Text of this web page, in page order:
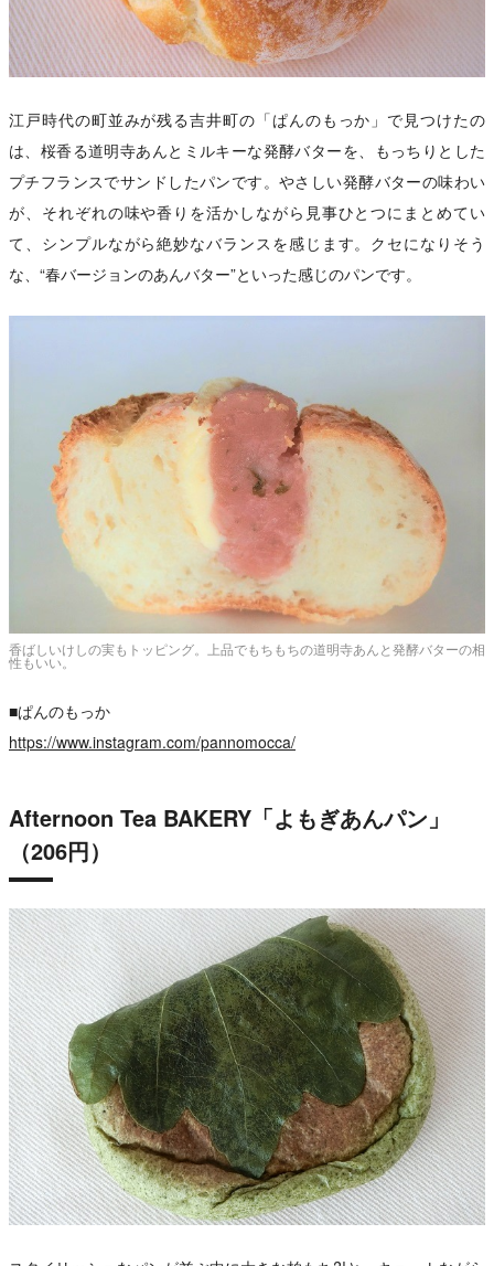
江戸時代の町並みが残る吉井町の「ぱんのもっか」で見つけたの
は、桜香る道明寺あんとミルキーな発酵バターを、もっちりとした
プチフランスでサンドしたパンです。やさしい発酵バターの味わい
が、それぞれの味や香りを活かしながら見事ひとつにまとめてい
て、シンプルながら絶妙なバランスを感じます。クセになりそう
な、“春バージョンのあんバター”といった感じのパンです。
香ばしいけしの実もトッピング。上品でもちもちの道明寺あんと発酵バターの相
性もいい。
■ぱんのもっか
https://www.instagram.com/pannomocca/
Afternoon Tea BAKERY「よもぎあんパン」
（206円）